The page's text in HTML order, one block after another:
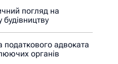
погляд на
податкового адвоката
органів